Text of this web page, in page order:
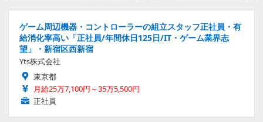
ゲーム周辺機器・コントローラーの組立スタッフ正社員・有
給消化率高い「正社員/年間休日125日/IT・ゲーム業界志
望」・新宿区西新宿
Yts株式会社
東京都
月給25万7,100円～35万5,500円
正社員